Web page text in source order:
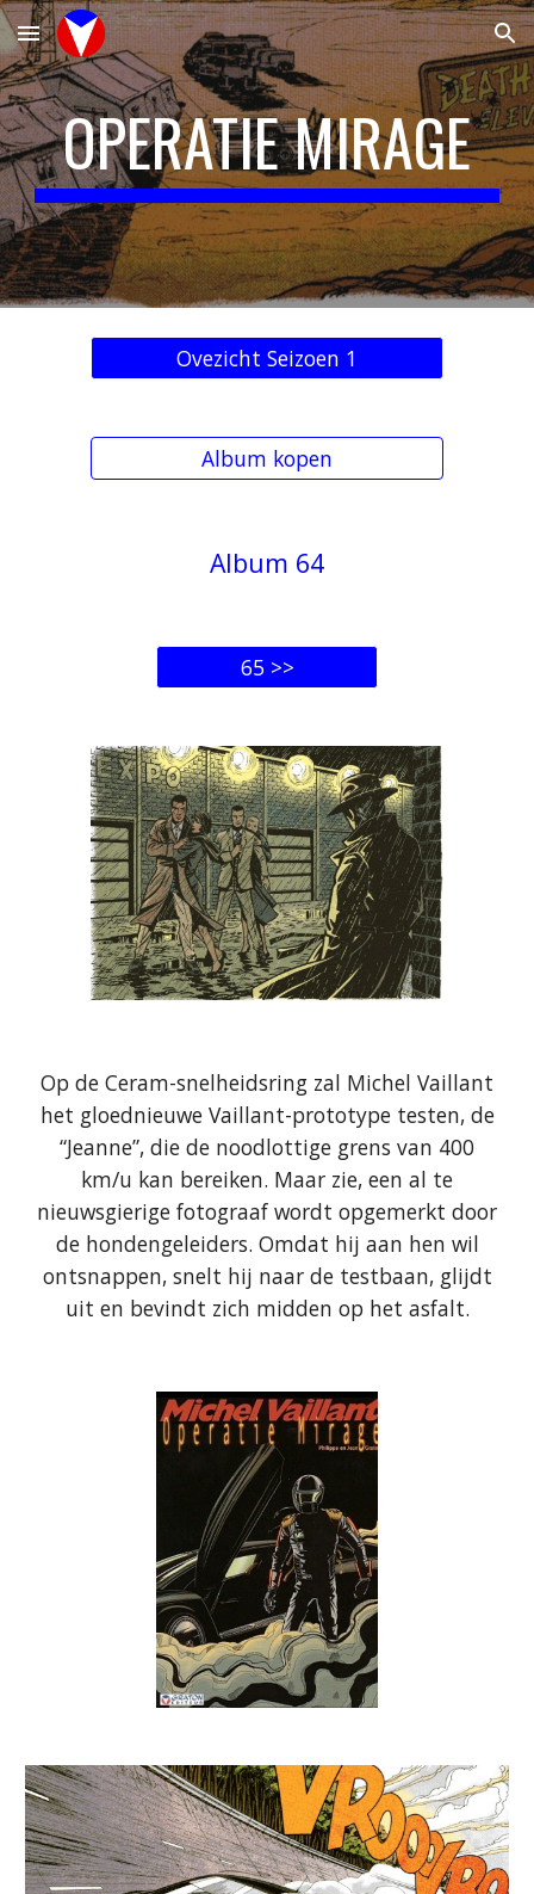
Skip to main content Skip to navigation
OPERATIE MIRAGE
Ovezicht Seizoen 1
Album kopen
Album 64
65 >>
Op de Ceram-snelheidsring zal Michel Vaillant
het gloednieuwe Vaillant-prototype testen, de
“Jeanne”, die de noodlottige grens van 400
km/u kan bereiken. Maar zie, een al te
nieuwsgierige fotograaf wordt opgemerkt door
de hondengeleiders. Omdat hij aan hen wil
ontsnappen, snelt hij naar de testbaan, glijdt
uit en bevindt zich midden op het asfalt.